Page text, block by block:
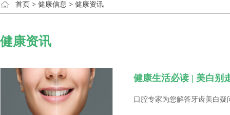
首页 > 健康信息 > 健康资讯
健康资讯
健康生活必读 | 美白别
口腔专家为您解答牙齿美白疑